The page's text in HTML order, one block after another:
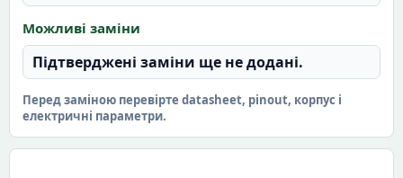
Можливі заміни
Підтверджені заміни ще не додані.
Перед заміною перевірте datasheet, pinout, корпус і
електричні параметри.